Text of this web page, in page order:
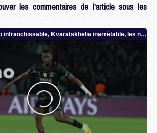
les commentaires de l'article sous les